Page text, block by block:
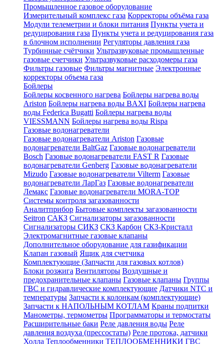
Промышленное газовое оборудование
Измерительный комплекс газа Корректоры объёма газа
Модули телеметрии и блоки питания Пункты учета и
редуцирования газа Пункты учета и редуцирования газа
в блочном исполнении Регуляторы давления газа
Турбинные счётчики Ультразвуковые промышленные
газовые счетчики Ультразвуковые расходомеры газа
Фильтры газовые Фильтры магнитные Электронные
корректоры объема газа
Бойлеры
Бойлеры косвенного нагрева Бойлеры нагрева воды
Ariston Бойлеры нагрева воды BAXI Бойлеры нагрева
воды Federica Bugatti Бойлеры нагрева воды
VIESSMANN Бойлеры нагрева воды Rispa
Газовые водонагреватели
Газовые водонагреватели Ariston Газовые
водонагреватели BaltGaz Газовые водонагреватели
Bosch Газовые водонагреватели FAST R Газовые
водонагреватели Genberg Газовые водонагреватели
Mizudo Газовые водонагреватели Vilterm Газовые
водонагреватели ЛарГаз Газовые водонагреватели
Лемакс Газовые водонагреватели MORA-TOP
Системы контроля загазованности
Аналитприбор Бытовые комплекты загазованности
Seitron САКЗ Сигнализаторы загазованности
Сигнализаторы СИКЗ СКЗ Карбон СКЗ-Кристалл
Электромагнитные газовые клапаны
Дополнительное оборудование для газификации
Клапан газовый Ящик для счетчика
Комплектующие (Запчасти для газовых котлов)
Блоки розжига Вентиляторы Воздушные и
предохранительные клапаны Газовые клапаны Группы
ГВС и гидравлические комплектующие Датчики NTC и
температуры Запчасти к колонкам (комплектующие)
Запчасти к НАПОЛЬНЫМ КОТЛАМ Краны подпитки
Манометры, термометры Программаторы и термостаты
Расширительные баки Реле давления воды Реле
давления воздуха (прессостаты) Реле протока, датчики
Холла Теплообменники ТЕПЛООБМЕННИКИ ГВС